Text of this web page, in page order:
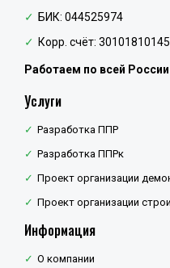
БИК: 044525974
Корр. счёт:
Работаем по всей России
Услуги
Разработка ППР
Разработка ППРк
Проект организации
Проект организации
Информация
О компании